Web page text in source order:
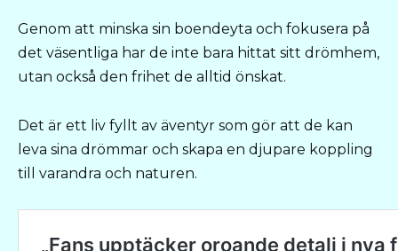
Genom att minska sin boendeyta och fokusera på
det väsentliga har de inte bara hittat sitt drömhem,
utan också den frihet de alltid önskat.
Det är ett liv fyllt av äventyr som gör att de kan
leva sina drömmar och skapa en djupare koppling
till varandra och naturen.